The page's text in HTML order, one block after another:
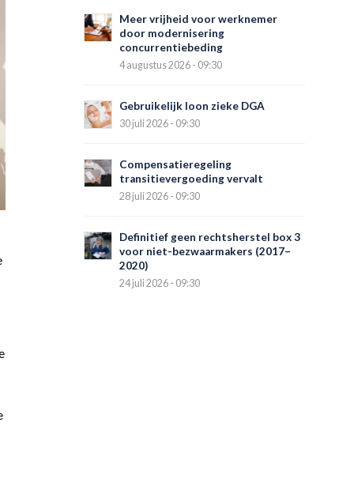
Meer vrijheid voor werknemer
door modernisering
concurrentiebeding
4 augustus 2026 - 09:30
Gebruikelijk loon zieke DGA
30 juli 2026 - 09:30
Compensatieregeling
transitievergoeding vervalt
28 juli 2026 - 09:30
Definitief geen rechtsherstel box 3
voor niet-bezwaarmakers (2017–
2020)
24 juli 2026 - 09:30